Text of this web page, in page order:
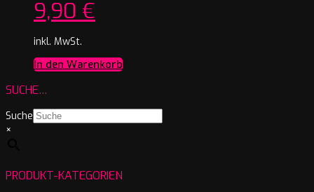
9,90 €
inkl. MwSt.
In den Warenkorb
SUCHE…
Suche
×
PRODUKT-KATEGORIEN